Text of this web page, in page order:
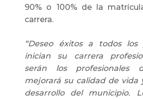
90% o 100% de la
carrera.
“Deseo éxitos a todos los
inician su carrera
serán los profesionales
mejorará su calidad de vida
desarrollo del municipio.